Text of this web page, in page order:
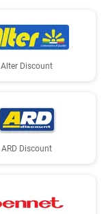
Alter Discount
ARD Discount